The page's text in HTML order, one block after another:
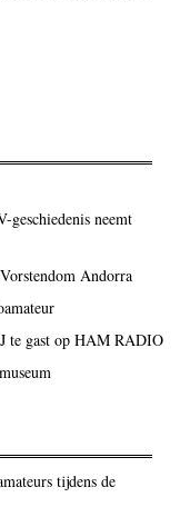
neemt
Andorra
te gast op HAM RADIO
tijdens de